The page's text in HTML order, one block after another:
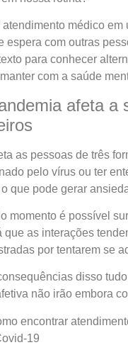
médico em
espera com outras
para conhecer
com a saúde
afeta a
as pessoas de três
pelo vírus ou ter
que pode gerar
momento é possível
que as interações
por tentarem se
disso
não irão embora
encontrar
19